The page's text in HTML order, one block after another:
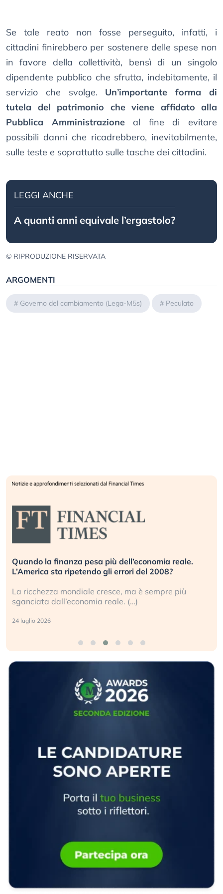
Se tale reato non fosse perseguito, infatti, i
cittadini finirebbero per sostenere delle spese non
in favore della collettività, bensì di un singolo
dipendente pubblico che sfrutta, indebitamente, il
servizio che svolge. Un’importante forma di
tutela del patrimonio che viene affidato alla
Pubblica Amministrazioneal fine di evitare
possibili danni che ricadrebbero, inevitabilmente,
sulle teste e soprattutto sulle tasche dei cittadini.
LEGGI ANCHE
A quanti anni equivale l’ergastolo?
© RIPRODUZIONE RISERVATA
ARGOMENTI
# Governo del cambiamento (Lega-M5s) # Peculato
Quando la finanza pesa più dell’economia reale.
L’America sta ripetendo gli errori del 2008?
La ricchezza mondiale cresce, ma è sempre più
sganciata dall’economia reale. (…)
24 luglio 2026